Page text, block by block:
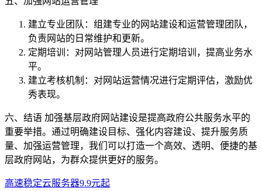
建立专业团队：组建专业的网站建设和运营管理团队，
负责网站的日常维护和更新。
定期培训：对网站管理人员进行定期培训，提高业务水
平。
建立考核机制：对网站运营情况进行定期评估，激励优
秀表现。
六、结语 加强基层政府网站建设是提高政府公共服务水平的
重要举措。通过明确建设目标、强化内容建设、提升服务质
量、加强运营管理，我们可以打造一个高效、透明、便捷的基
层政府网站，为群众提供更好的服务。
高速稳定云服务器9.9元起